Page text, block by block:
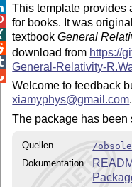
This template provides
for books. It was
textbookGeneral
download from https://
General-Relativity-
Welcome to feedback
xiamyphys@gmail.com.
The package has
Quellen
/
Dokumentation